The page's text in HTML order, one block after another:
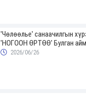
'Чөлөөлье' санаачилгын
'НОГООН ӨРТӨӨ' Булган
2026/06/26